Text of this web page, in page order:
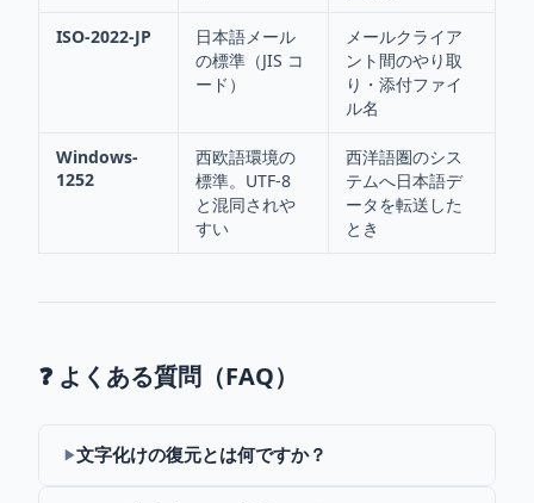
ISO-2022-JP
日本語メール
の標準（JIS コ
ード）
メールクライア
ント間のやり取
り・添付ファイ
ル名
Windows-
1252
西欧語環境の
標準。UTF-8
と混同されや
すい
西洋語圏のシス
テムへ日本語デ
ータを転送した
とき
❓ よくある質問（FAQ）
文字化けの復元とは何ですか？